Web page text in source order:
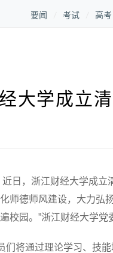
要闻 考试 高考
大学成立
近日，浙江财经大学成立
师德师风建设，大力弘
校园。”浙江财经大学党
将通过理论学习、技能